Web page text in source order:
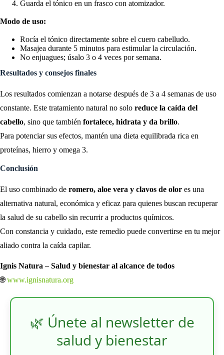
Guarda el tónico en un frasco con atomizador.
Modo de uso:
Rocía el tónico directamente sobre el cuero cabelludo.
Masajea durante 5 minutos para estimular la circulación.
No enjuagues; úsalo 3 o 4 veces por semana.
Resultados y consejos finales
Los resultados comienzan a notarse después de 3 a 4 semanas de uso
constante. Este tratamiento natural no solo reduce la caída del
cabello, sino que también fortalece, hidrata y da brillo.
Para potenciar sus efectos, mantén una dieta equilibrada rica en
proteínas, hierro y omega 3.
Conclusión
El uso combinado de romero, aloe vera y clavos de olor es una
alternativa natural, económica y eficaz para quienes buscan recuperar
la salud de su cabello sin recurrir a productos químicos.
Con constancia y cuidado, este remedio puede convertirse en tu mejor
aliado contra la caída capilar.
Ignis Natura – Salud y bienestar al alcance de todos
🌐www.ignisnatura.org
🌿 Únete al newsletter de
salud y bienestar